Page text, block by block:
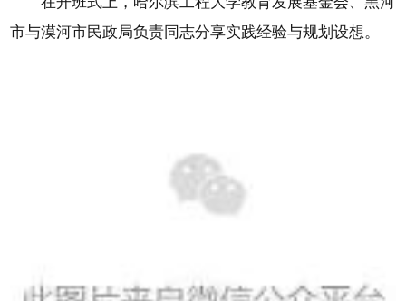
市与漠河市民政局负责同志分享实践经验与规划设想。